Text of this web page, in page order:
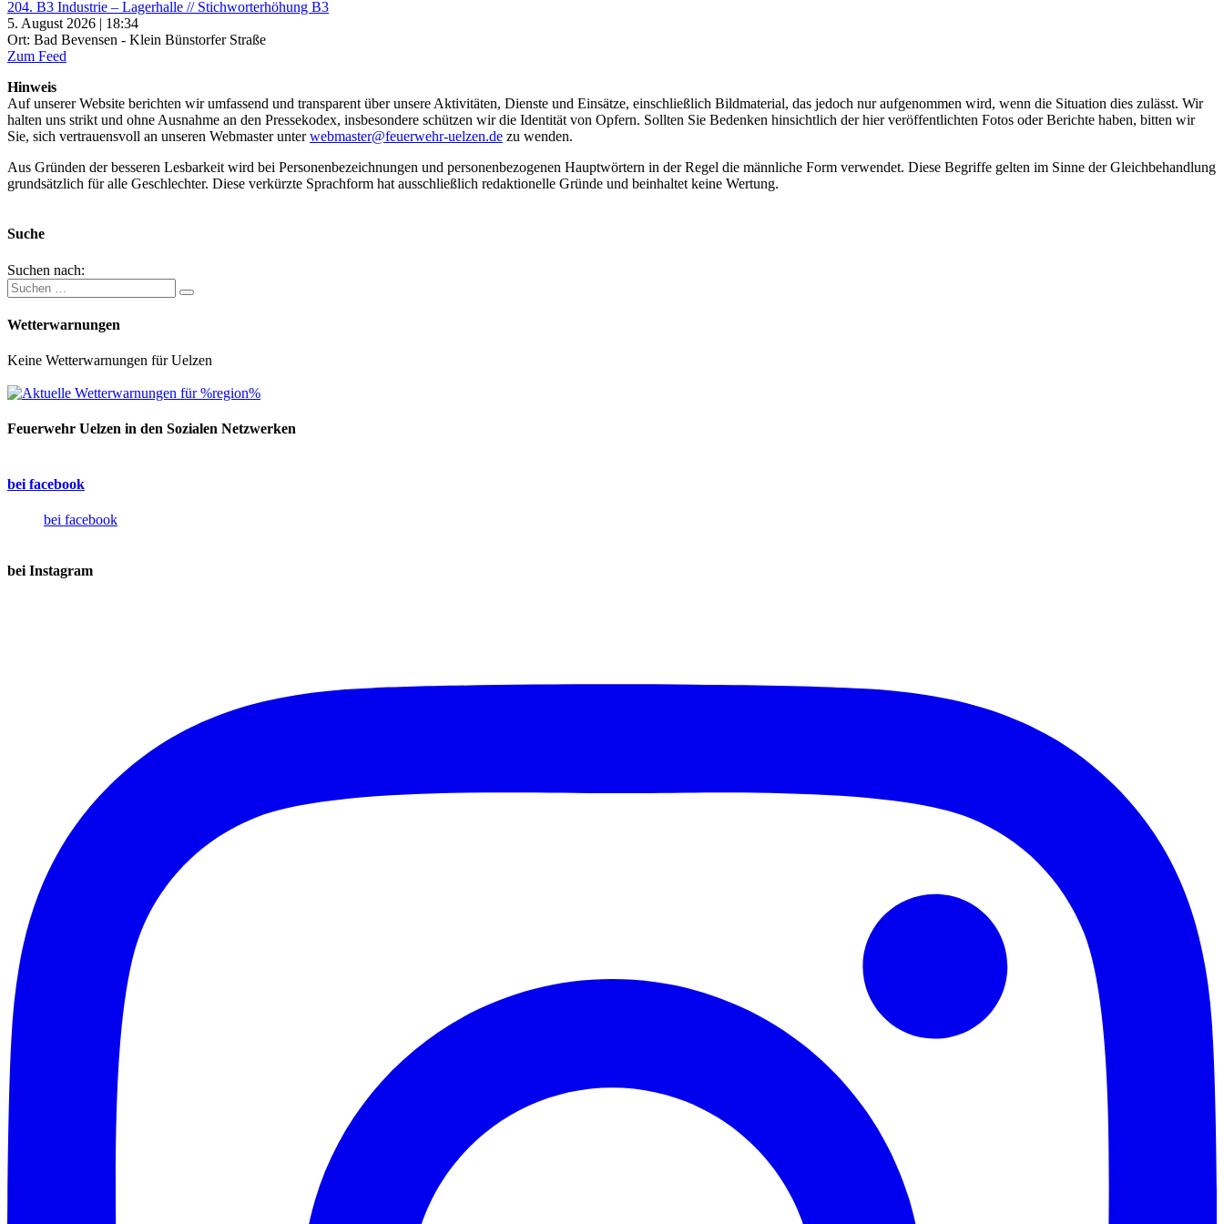
204. B3 Industrie – Lagerhalle // Stichworterhöhung B3
5. August 2026 | 18:34
Ort: Bad Bevensen - Klein Bünstorfer Straße
Zum Feed
Hinweis
Auf unserer Website berichten wir umfassend und transparent über unsere Aktivitäten, Dienste und Einsätze, einschließlich Bildmaterial, das jedoch nur aufgenommen wird, wenn die Situation dies zulässt. Wir
halten uns strikt und ohne Ausnahme an den Pressekodex, insbesondere schützen wir die Identität von Opfern. Sollten Sie Bedenken hinsichtlich der hier veröffentlichten Fotos oder Berichte haben, bitten wir
Sie, sich vertrauensvoll an unseren Webmaster unterwebmaster@feuerwehr-uelzen.de zu wenden.
Aus Gründen der besseren Lesbarkeit wird bei Personenbezeichnungen und personenbezogenen Hauptwörtern in der Regel die männliche Form verwendet. Diese Begriffe gelten im Sinne der Gleichbehandlung
grundsätzlich für alle Geschlechter. Diese verkürzte Sprachform hat ausschließlich redaktionelle Gründe und beinhaltet keine Wertung.
Suche
Suchen nach:
Wetterwarnungen
Keine Wetterwarnungen für Uelzen
Feuerwehr Uelzen in den Sozialen Netzwerken
bei facebook
bei facebook
bei Instagram